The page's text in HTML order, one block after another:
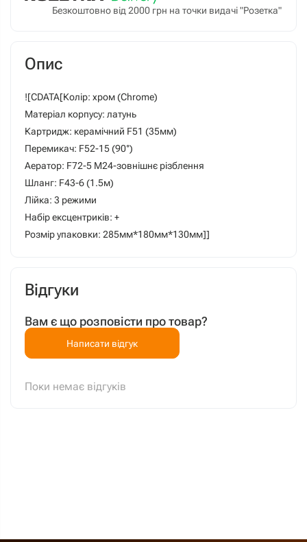
Безкоштовно від 2000 грн на точки видачі "Розетка"
Опис
![CDATA[Колір: хром (Chrome)
Матеріал корпусу: латунь
Картридж: керамічний F51 (35мм)
Перемикач: F52-15 (90°)
Аератор: F72-5 М24-зовнішнє різблення
Шланг: F43-6 (1.5м)
Лійка: 3 режими
Набір ексцентриків: +
Розмір упаковки: 285мм*180мм*130мм]]
Відгуки
Вам є що розповісти про товар?
Написати відгук
Поки немає відгуків